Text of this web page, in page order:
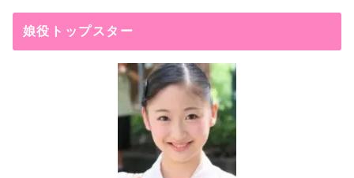
娘役トップスター